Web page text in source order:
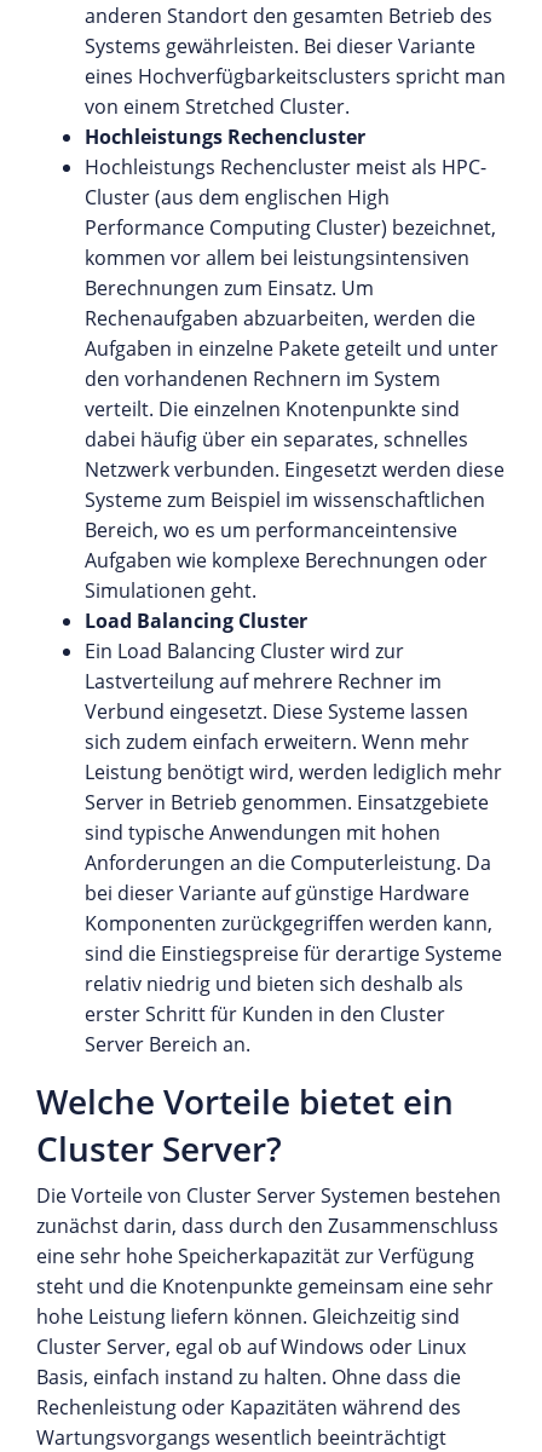
anderen Standort den gesamten Betrieb des
Systems gewährleisten. Bei dieser Variante
eines Hochverfügbarkeitsclusters spricht man
von einem Stretched Cluster.
Hochleistungs Rechencluster
Hochleistungs Rechencluster meist als HPC-
Cluster (aus dem englischen High
Performance Computing Cluster) bezeichnet,
kommen vor allem bei leistungsintensiven
Berechnungen zum Einsatz. Um
Rechenaufgaben abzuarbeiten, werden die
Aufgaben in einzelne Pakete geteilt und unter
den vorhandenen Rechnern im System
verteilt. Die einzelnen Knotenpunkte sind
dabei häufig über ein separates, schnelles
Netzwerk verbunden. Eingesetzt werden diese
Systeme zum Beispiel im wissenschaftlichen
Bereich, wo es um performanceintensive
Aufgaben wie komplexe Berechnungen oder
Simulationen geht.
Load Balancing Cluster
Ein Load Balancing Cluster wird zur
Lastverteilung auf mehrere Rechner im
Verbund eingesetzt. Diese Systeme lassen
sich zudem einfach erweitern. Wenn mehr
Leistung benötigt wird, werden lediglich mehr
Server in Betrieb genommen. Einsatzgebiete
sind typische Anwendungen mit hohen
Anforderungen an die Computerleistung. Da
bei dieser Variante auf günstige Hardware
Komponenten zurückgegriffen werden kann,
sind die Einstiegspreise für derartige Systeme
relativ niedrig und bieten sich deshalb als
erster Schritt für Kunden in den Cluster
Server Bereich an.
Welche Vorteile bietet ein
Cluster Server?
Die Vorteile von Cluster Server Systemen bestehen
zunächst darin, dass durch den Zusammenschluss
eine sehr hohe Speicherkapazität zur Verfügung
steht und die Knotenpunkte gemeinsam eine sehr
hohe Leistung liefern können. Gleichzeitig sind
Cluster Server, egal ob auf Windows oder Linux
Basis, einfach instand zu halten. Ohne dass die
Rechenleistung oder Kapazitäten während des
Wartungsvorgangs wesentlich beeinträchtigt